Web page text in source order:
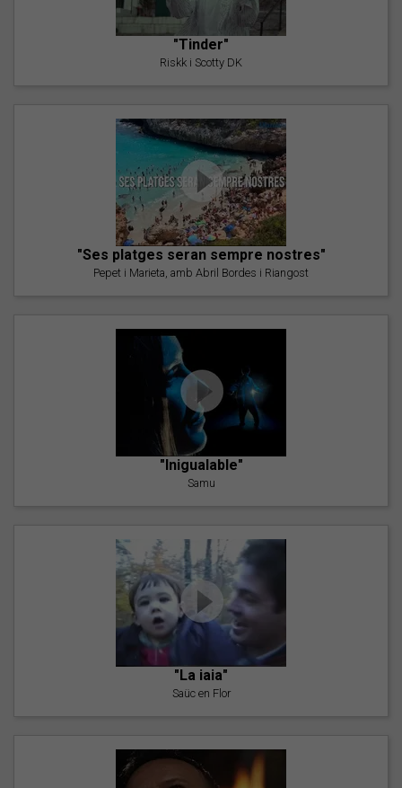
"Tinder"
Riskk i Scotty DK
"Ses platges seran sempre nostres"
Pepet i Marieta, amb Abril Bordes i Riangost
"Inigualable"
Samu
"La iaia"
Saüc en Flor